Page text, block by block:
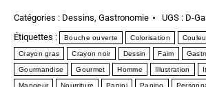
Catégories : Dessins, Gastronomie UGS : D-
Étiquettes :
Bouche ouverte Colorisation
Crayon gras Crayon noir Dessin Faim
Gourmandise Gourmet Homme Illustration
Mangeur Nourriture Panini Panino